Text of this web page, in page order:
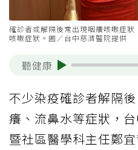
確診者或解隔後常出現咽癢咳嗽症
咳嗽症狀。圖／台中慈濟醫院提供
聽健康
不少染疫確診者解隔
癢、流鼻水等症狀，
暨社區醫學科主任鄭宜